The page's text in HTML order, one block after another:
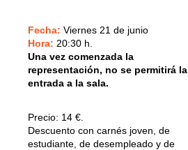
Fecha: Viernes 21 de junio
Hora: 20:30 h.
Una vez comenzada la
representación, no se permitirá la
entrada a la sala.
Precio: 14 €.
Descuento con carnés joven, de
estudiante, de desempleado y de